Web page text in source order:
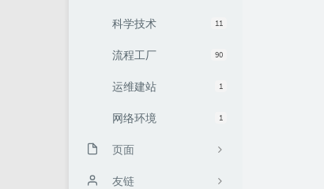
11
科学技术
90
流程工厂
1
运维建站
1
网络环境
页面
友链